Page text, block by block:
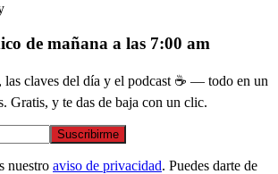
de mañana a las 7:00 am
las claves del día y el podcast ☕ — todo en un
Gratis, y te das de baja con un clic.
Suscribirme
nuestro aviso de privacidad. Puedes darte de